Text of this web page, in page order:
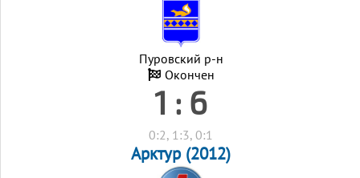
Пуровский р-н
Окончен
1 : 6
0:2, 1:3, 0:1
Арктур (2012)